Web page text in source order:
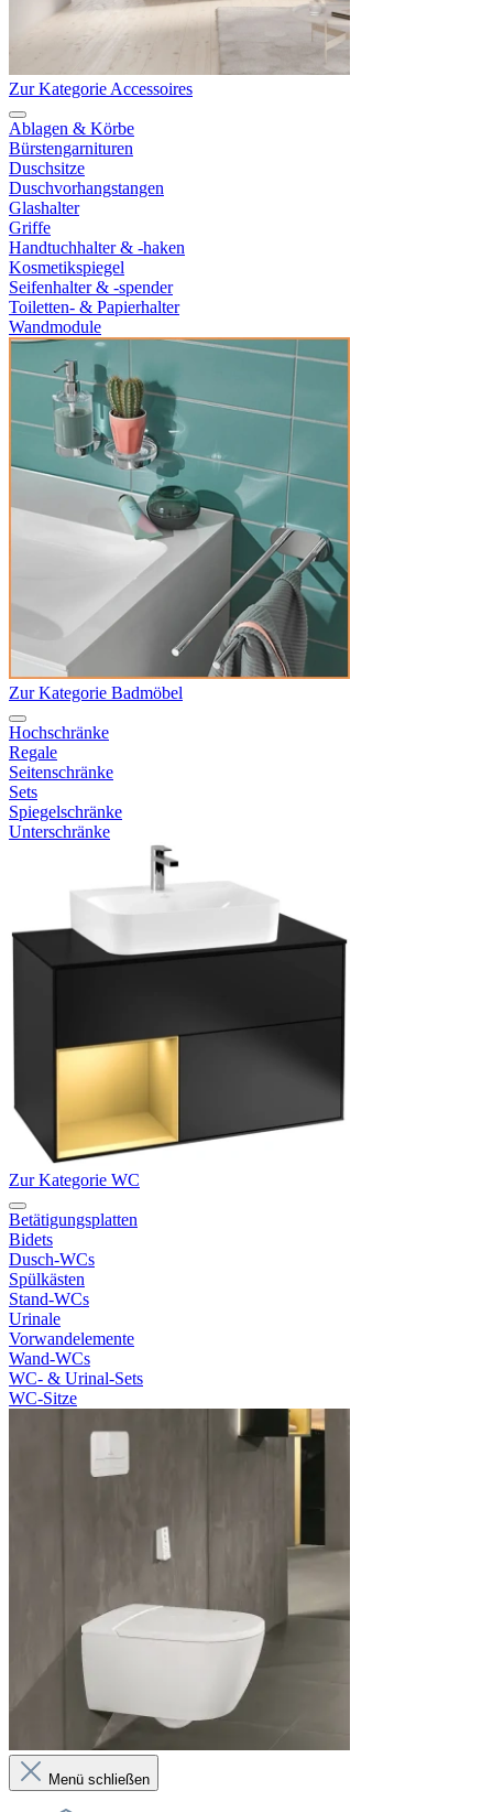
Zur Kategorie Accessoires
Ablagen & Körbe
Bürstengarnituren
Duschsitze
Duschvorhangstangen
Glashalter
Griffe
Handtuchhalter & -haken
Kosmetikspiegel
Seifenhalter & -spender
Toiletten- & Papierhalter
Wandmodule
Zur Kategorie Badmöbel
Hochschränke
Regale
Seitenschränke
Sets
Spiegelschränke
Unterschränke
Zur Kategorie WC
Betätigungsplatten
Bidets
Dusch-WCs
Spülkästen
Stand-WCs
Urinale
Vorwandelemente
Wand-WCs
WC- & Urinal-Sets
WC-Sitze
Menü schließen